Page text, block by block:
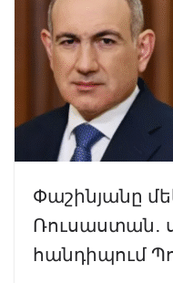
Փաշինյանը
Ռուսաստան․
հանդիպում